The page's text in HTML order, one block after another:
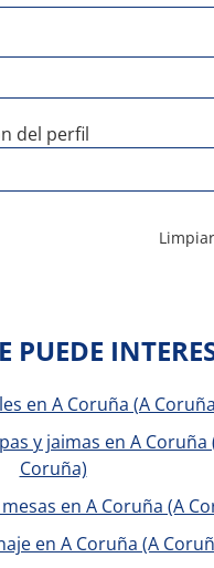
del perfil
PUEDE
en A Coruña (A
y jaimas en A Coruña
Coruña)
en A Coruña (A
en A Coruña (A